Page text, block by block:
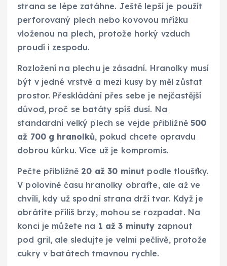
strana se lépe zatáhne. Ještě lepší je použít
perforovaný plech nebo kovovou mřížku
vloženou na plech, protože horký vzduch
proudí i zespodu.
Rozložení na plechu je zásadní. Hranolky musí
být v jedné vrstvě a mezi kusy by měl zůstat
prostor. Přeskládání přes sebe je nejčastější
důvod, proč se batáty spíš dusí. Na
standardní velký plech se vejde přibližně 500
až 700 g hranolků, pokud chcete opravdu
dobrou kůrku. Více už je kompromis.
Pečte přibližně 20 až 30 minut podle tloušťky.
V polovině času hranolky obraťte, ale až ve
chvíli, kdy už spodní strana drží tvar. Když je
obrátíte příliš brzy, mohou se rozpadat. Na
konci je můžete na 1 až 3 minuty zapnout
pod gril, ale sledujte je velmi pečlivě, protože
cukry v batátech tmavnou rychle.